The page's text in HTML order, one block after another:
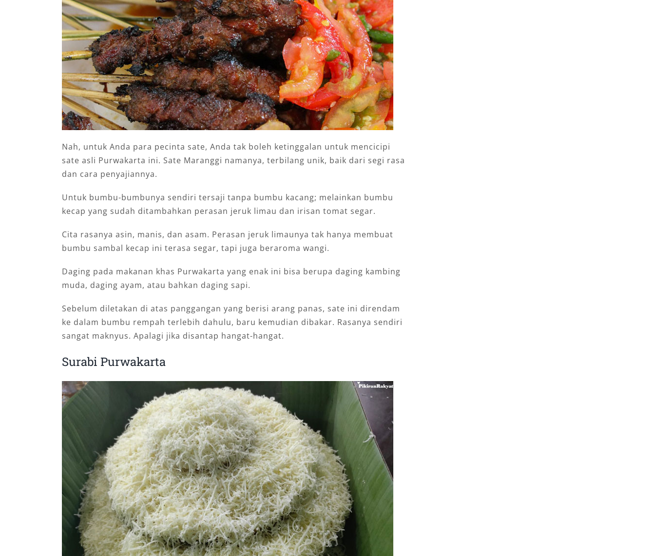
Nah, untuk Anda para pecinta sate, Anda tak boleh ketinggalan untuk mencicipi
sate asli Purwakarta ini. Sate Maranggi namanya, terbilang unik, baik dari segi rasa
dan cara penyajiannya.
Untuk bumbu-bumbunya sendiri tersaji tanpa bumbu kacang; melainkan bumbu
kecap yang sudah ditambahkan perasan jeruk limau dan irisan tomat segar.
Cita rasanya asin, manis, dan asam. Perasan jeruk limaunya tak hanya membuat
bumbu sambal kecap ini terasa segar, tapi juga beraroma wangi.
Daging pada makanan khas Purwakarta yang enak ini bisa berupa daging kambing
muda, daging ayam, atau bahkan daging sapi.
Sebelum diletakan di atas panggangan yang berisi arang panas, sate ini direndam
ke dalam bumbu rempah terlebih dahulu, baru kemudian dibakar. Rasanya sendiri
sangat maknyus. Apalagi jika disantap hangat-hangat.
Surabi Purwakarta